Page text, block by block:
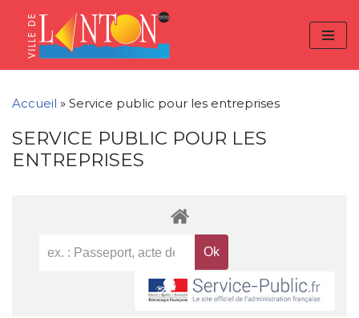
Content
navigation
Aller
Accueil » Service public pour les entreprises
SERVICE PUBLIC POUR LES
ENTREPRISES
Panneau de gestion des cookies